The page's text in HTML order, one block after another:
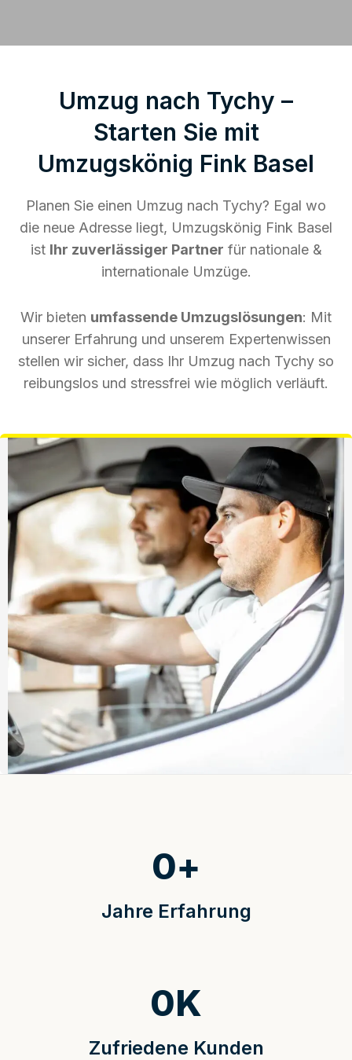
Umzug nach Tychy –
Starten Sie mit
Umzugskönig Fink Basel
Planen Sie einen Umzug nach Tychy? Egal wo
die neue Adresse liegt, Umzugskönig Fink Basel
ist Ihr zuverlässiger Partner für nationale &
internationale Umzüge.
Wir bieten umfassende Umzugslösungen: Mit
unserer Erfahrung und unserem Expertenwissen
stellen wir sicher, dass Ihr Umzug nach Tychy so
reibungslos und stressfrei wie möglich verläuft.
Jahre Erfahrung
0+
Zufriedene Kunden
0K